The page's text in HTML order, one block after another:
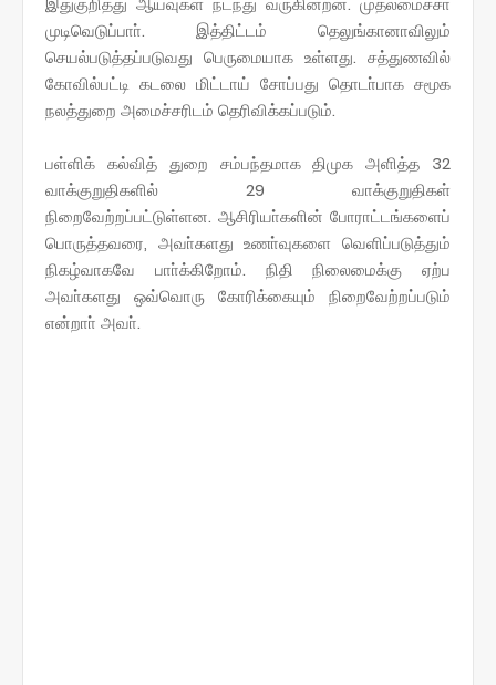
முடிவெடுப்பாா். இத்திட்டம் தெலுங்கானாவிலும்
செயல்படுத்தப்படுவது பெருமையாக உள்ளது. சத்துணவில்
கோவில்பட்டி கடலை மிட்டாய் சோப்பது தொடா்பாக சமூக
நலத்துறை அமைச்சரிடம் தெரிவிக்கப்படும்.
பள்ளிக் கல்வித் துறை சம்பந்தமாக திமுக அளித்த 32
வாக்குறுதிகளில் 29 வாக்குறுதிகள்
நிறைவேற்றப்பட்டுள்ளன. ஆசிரியா்களின் போராட்டங்களைப்
பொருத்தவரை, அவா்களது உணா்வுகளை வெளிப்படுத்தும்
நிகழ்வாகவே பாா்க்கிறோம். நிதி நிலைமைக்கு ஏற்ப
அவா்களது ஒவ்வொரு கோரிக்கையும் நிறைவேற்றப்படும்
என்றாா் அவா்.